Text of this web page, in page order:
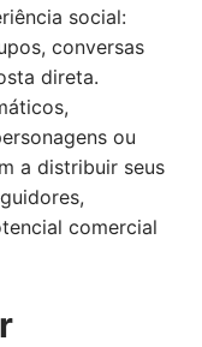
social:
conversas
direta.
ou
a distribuir seus
comercial